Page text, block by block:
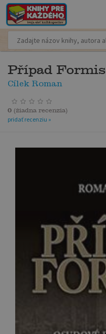
Případ Formis
Cílek Roman
0 (žiadna recenzia)
pridať recenziu »